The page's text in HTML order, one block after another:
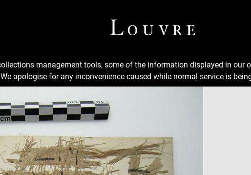
management tools, some of the information displayed in
apologise for any inconvenience caused while normal service is